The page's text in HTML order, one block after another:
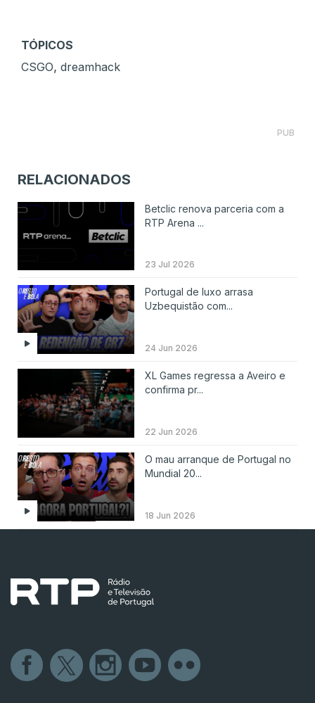
TÓPICOS
CSGO, dreamhack
PUB
RELACIONADOS
Betclic renova parceria com a
RTP Arena ...
23 Jul 2026
Portugal de luxo arrasa
Uzbequistão com...
24 Jun 2026
XL Games regressa a Aveiro e
confirma pr...
22 Jun 2026
O mau arranque de Portugal no
Mundial 20...
18 Jun 2026